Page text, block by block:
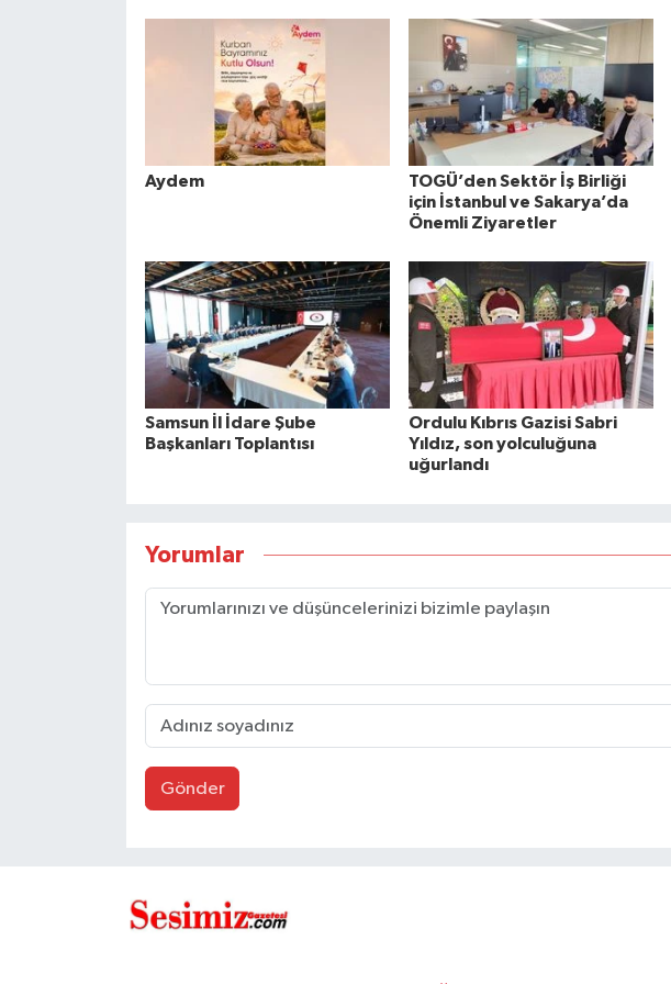
Aydem
TOGÜ’den Sektör İş Birliği
için İstanbul ve Sakarya’da
Önemli Ziyaretler
Samsun İl İdare Şube
Başkanları Toplantısı
Ordulu Kıbrıs Gazisi Sabri
Yıldız, son yolculuğuna
uğurlandı
Yorumlar
Gönder